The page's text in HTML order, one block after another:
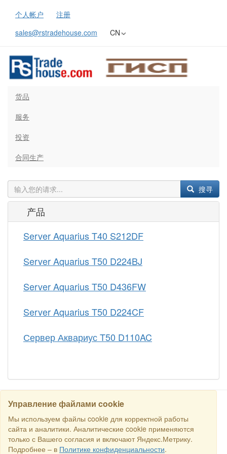
个人帐户
注册
sales@rstradehouse.com
CN
货品
服务
投资
合同生产
搜寻
产品
Server Aquarius T40 S212DF
Server Aquarius T50 D224BJ
Server Aquarius T50 D436FW
Server Aquarius T50 D224CF
Сервер Аквариус T50 D110AC
Управление файлами cookie
Мы используем файлы cookie для корректной работы
сайта и аналитики. Аналитические cookie применяются
только с Вашего согласия и включают Яндекс.Метрику.
Подробнее – в Политике конфиденциальности.
保留所有权利 © 2016商业交易所“俄罗斯-新加坡商业理事会”. E-